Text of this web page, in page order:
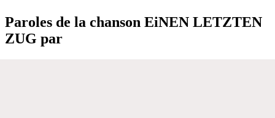
Paroles de la chanson EiNEN LETZTEN
ZUG par